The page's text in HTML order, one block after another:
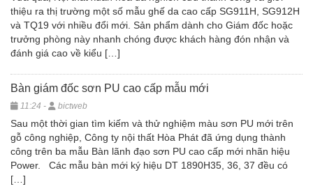
thiệu ra thị trường một số mẫu ghế da cao cấp SG911H, SG912H
và TQ19 với nhiều đổi mới. Sản phẩm dành cho Giám đốc hoặc
trưởng phòng này nhanh chóng được khách hàng đón nhận và
đánh giá cao về kiểu […]
Bàn giám đốc sơn PU cao cấp mẫu mới
11:24 - bictweb
Sau một thời gian tìm kiếm và thử nghiệm màu sơn PU mới trên
gỗ công nghiệp, Công ty nội thất Hòa Phát đã ứng dụng thành
công trên ba mẫu Bàn lãnh đạo sơn PU cao cấp mới nhãn hiệu
Power. Các mẫu bàn mới ký hiệu DT 1890H35, 36, 37 đều có
[…]